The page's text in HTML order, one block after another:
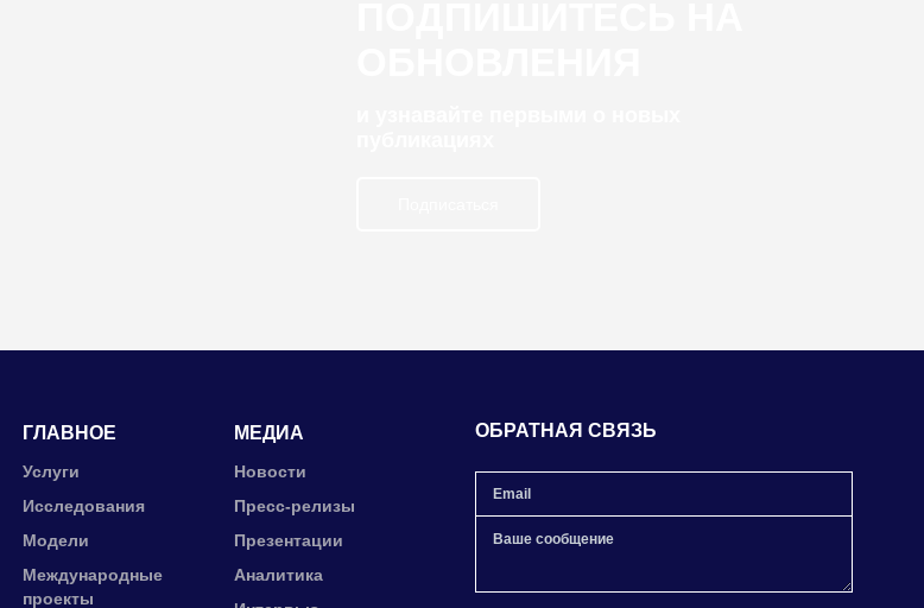
ГЛАВНОЕ
Услуги
Исследования
Модели
Международные
проекты
МЕДИА
Новости
Пресс-релизы
Презентации
Аналитика
ОБРАТНАЯ СВЯЗЬ